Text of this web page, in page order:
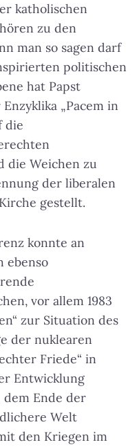
katholischen
zu den
man so sagen darf
politischen
hat Papst
„Pacem in
die
die Weichen zu
der liberalen
gestellt.
konnte an
ebenso
vor allem 1983
zur Situation des
der nuklearen
Friede“ in
Entwicklung
dem Ende der
Welt
den Kriegen im